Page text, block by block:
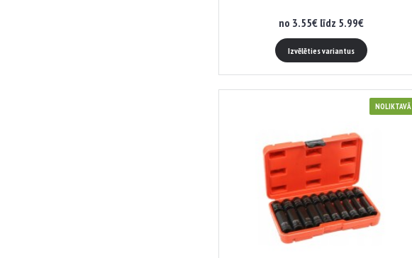
no 3.55€ līdz 5.99€
Izvēlēties variantus
NOLIKTAVĀ